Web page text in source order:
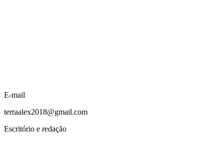
E-mail
terraalex2018@gmail.com
Escritório e redação